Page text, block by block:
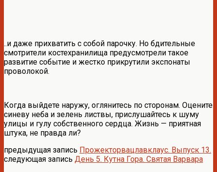
..и даже прихватить с собой парочку. Но бдительные
смотрители костехранилища предусмотрели такое
развитие событие и жестко прикрутили экспонаты
проволокой.
Когда выйдете наружу, оглянитесь по сторонам. Оцените
синеву неба и зелень листвы, прислушайтесь к шуму
улицы и гулу собственного сердца. Жизнь — приятная
штука, не правда ли?
предыдущая запись Прожекторвацлавклаус. Выпуск 13.
следующая запись День 5. Кутна Гора. Святая Варвара